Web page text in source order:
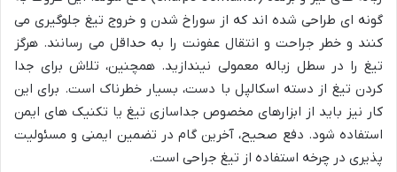
گونه ای طراحی شده اند که از سوراخ شدن و خروج تیغ جلوگیری می
کنند و خطر جراحت و انتقال عفونت را به حداقل می رسانند. هرگز
تیغ را در سطل زباله معمولی نیندازید. همچنین، تلاش برای جدا
کردن تیغ از دسته اسکالپل با دست، بسیار خطرناک است. برای این
کار نیز باید از ابزارهای مخصوص جداسازی تیغ یا تکنیک های ایمن
استفاده شود. دفع صحیح، آخرین گام در تضمین ایمنی و مسئولیت
پذیری در چرخه استفاده از تیغ جراحی است.